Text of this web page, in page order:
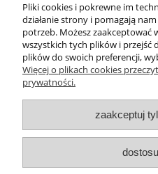
Produkty
Kategorie bloga
Kontakt
© artbud.pl -
Sklep
Pliki cookies i pokrewne im
działanie strony i pomagają
potrzeb. Możesz zaakceptować
wszystkich tych plików i przejść
plików do swoich preferencji,
Więcej o plikach cookies
prywatności.
zaakceptuj